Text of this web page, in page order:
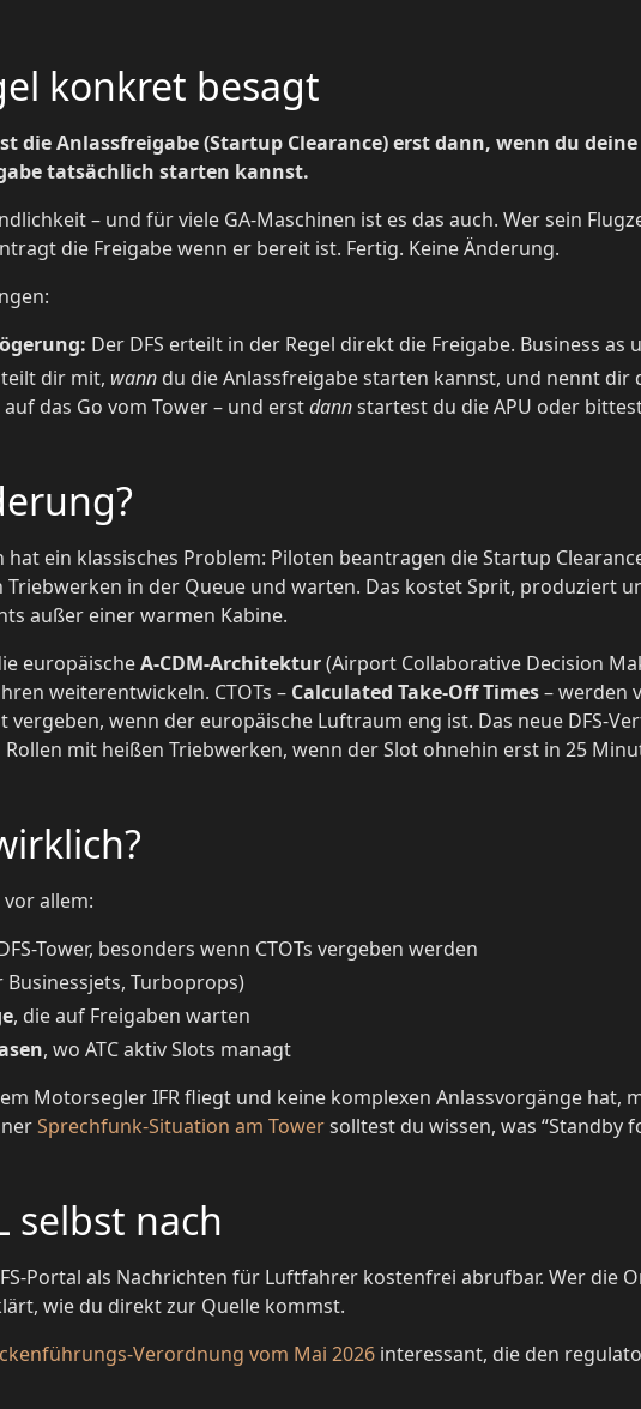
konkret besagt
die Anlassfreigabe (Startup Clearance) erst dann, wenn du
tatsächlich starten kannst.
– und für viele GA-Maschinen ist es das auch. Wer sein
die Freigabe wenn er bereit ist. Fertig. Keine Änderung.
Der DFS erteilt in der Regel direkt die Freigabe. Business as
teilt dir mit, wann du die Anlassfreigabe starten kannst, und nennt dir
das Go vom Tower – und erstdannstartest du die APU oder
hat ein klassisches Problem: Piloten beantragen die Startup
in der Queue und warten. Das kostet Sprit, produziert
außer einer warmen Kabine.
europäischeA-CDM-Architektur(Airport Collaborative Decision
weiterentwickeln. CTOTs – Calculated Take-Off Times– werden
wenn der europäische Luftraum eng ist. Das neue DFS-
mit heißen Triebwerken, wenn der Slot ohnehin erst in 25
allem:
Tower, besonders wenn CTOTs vergeben werden
Businessjets, Turboprops)
, die auf Freigaben warten
, wo ATC aktiv Slots managt
Motorsegler IFR fliegt und keine komplexen Anlassvorgänge hat,
Sprechfunk-Situation am Towersolltest du wissen, was “Standby
selbst nach
Portal als Nachrichten für Luftfahrer kostenfrei abrufbar. Wer die
wie du direkt zur Quelle kommst.
Verordnung vom Mai 2026 interessant, die den